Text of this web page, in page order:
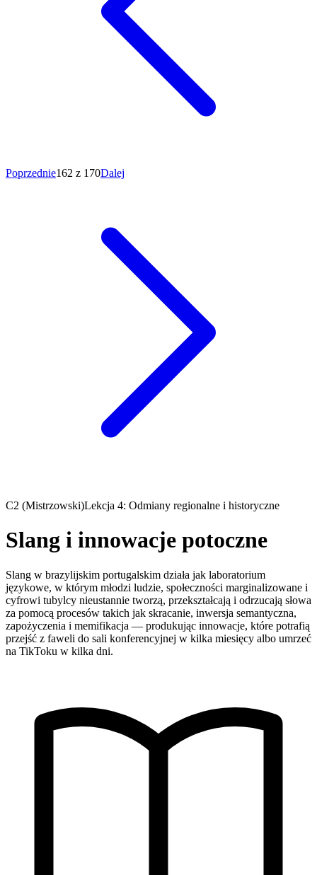
Poprzednie162 z 170Dalej
C2 (Mistrzowski)Lekcja 4: Odmiany regionalne i historyczne
Slang i innowacje potoczne
Slang w brazylijskim portugalskim działa jak laboratorium
językowe, w którym młodzi ludzie, społeczności marginalizowane i
cyfrowi tubylcy nieustannie tworzą, przekształcają i odrzucają słowa
za pomocą procesów takich jak skracanie, inwersja semantyczna,
zapożyczenia i memifikacja — produkując innowacje, które potrafią
przejść z faweli do sali konferencyjnej w kilka miesięcy albo umrzeć
na TikToku w kilka dni.